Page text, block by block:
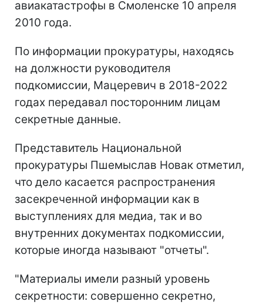
авиакатастрофы в Смоленске 10 апреля
2010 года.
По информации прокуратуры, находясь
на должности руководителя
подкомиссии, Мацеревич в 2018-2022
годах передавал посторонним лицам
секретные данные.
Представитель Национальной
прокуратуры Пшемыслав Новак отметил,
что дело касается распространения
засекреченной информации как в
выступлениях для медиа, так и во
внутренних документах подкомиссии,
которые иногда называют "отчеты".
"Материалы имели разный уровень
секретности: совершенно секретно,